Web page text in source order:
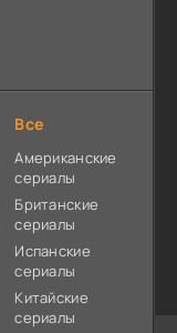
Все
Американские
сериалы
Британские
сериалы
Испанские
сериалы
Китайские
сериалы